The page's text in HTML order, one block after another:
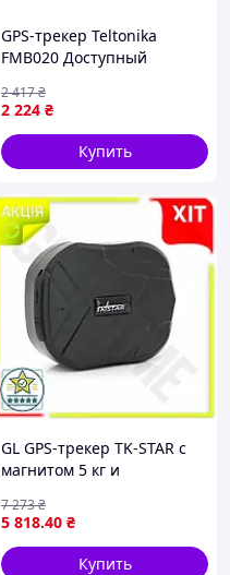
GPS-трекер Teltonika
FMB020 Доступный
2 224 ₴
2 417₴
Купить
GL GPS-трекер TK-STAR с
магнитом 5 кг и
для отслеживания
транспорта и объектов
LO31\PR
5 818.40 ₴
7 273₴
Купить